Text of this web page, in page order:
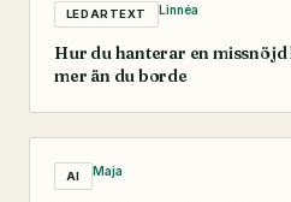
LEDARTEXT Linnéa
Hur du hanterar en
mer än du borde
AI Maja